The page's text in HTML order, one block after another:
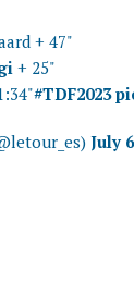
+ 47"
+ 25"
#TDF2023
July